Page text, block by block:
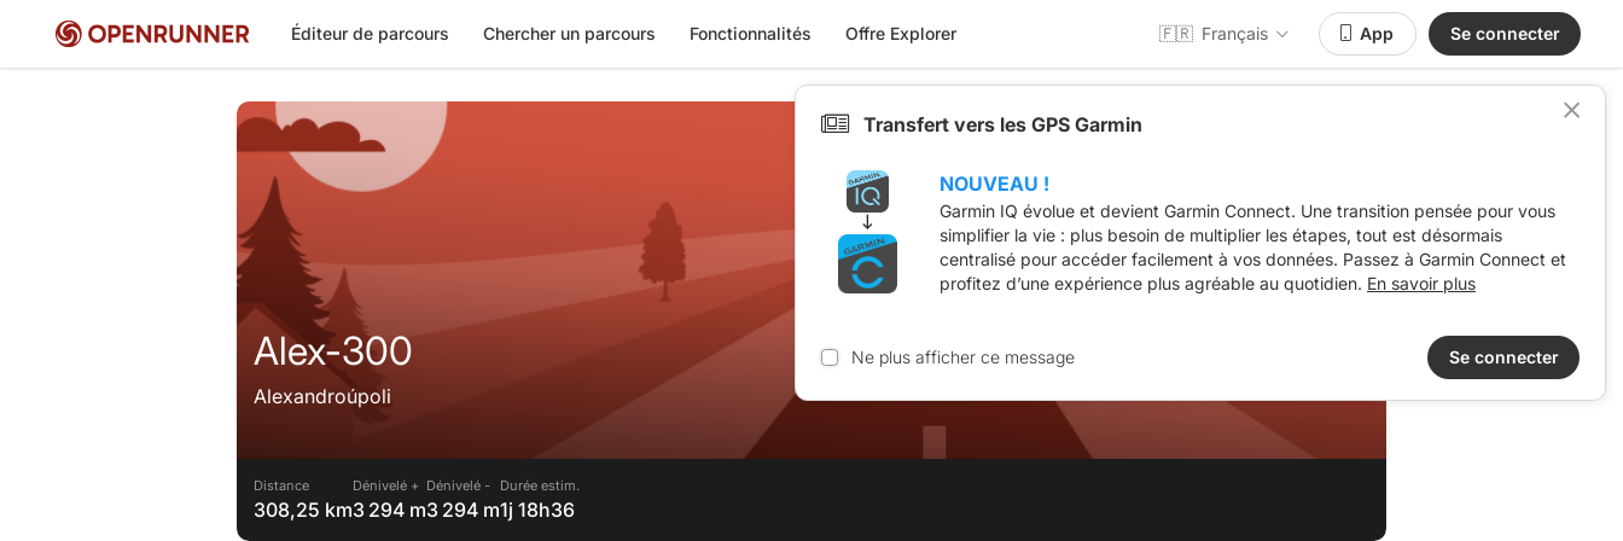
Éditeur de parcours Chercher un parcours Fonctionnalités Offre Explorer 🇫🇷 Français App Se connecter
Alex-300
Alexandroúpoli
Distance
308,25 km
Dénivelé +
3 294 m
Dénivelé -
3 294 m
Durée estim.
1j 18h36
Transfert vers les GPS Garmin
NOUVEAU !
Garmin IQ évolue et devient Garmin Connect. Une transition pensée pour vous
simplifier la vie : plus besoin de multiplier les étapes, tout est désormais
centralisé pour accéder facilement à vos données. Passez à Garmin Connect et
profitez d’une expérience plus agréable au quotidien. En savoir plus
Ne plus afficher ce message Se connecter